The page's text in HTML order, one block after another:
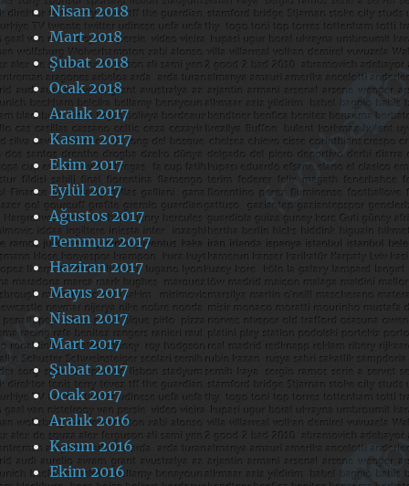
Nisan 2018
Mart 2018
Şubat 2018
Ocak 2018
Aralık 2017
Kasım 2017
Ekim 2017
Eylül 2017
Ağustos 2017
Temmuz 2017
Haziran 2017
Mayıs 2017
Nisan 2017
Mart 2017
Şubat 2017
Ocak 2017
Aralık 2016
Kasım 2016
Ekim 2016